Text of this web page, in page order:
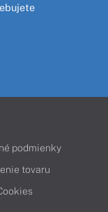
podmienky
tovaru